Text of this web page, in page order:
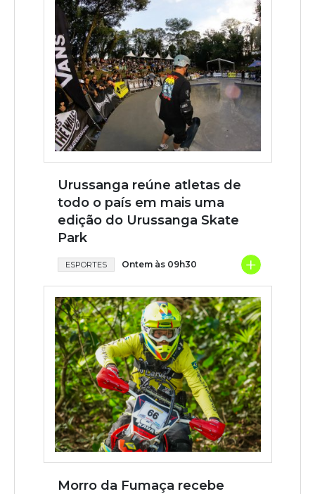
Urussanga reúne atletas de
todo o país em mais uma
edição do Urussanga Skate
Park
ESPORTES Ontem às 09h30 +
Morro da Fumaça recebe